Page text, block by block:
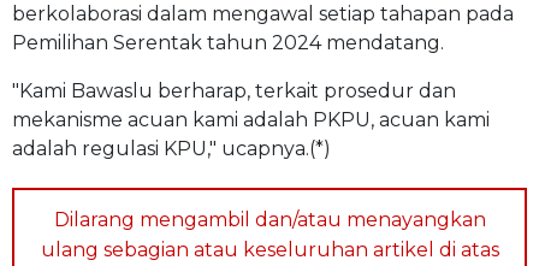
berkolaborasi dalam mengawal setiap tahapan pada
Pemilihan Serentak tahun 2024 mendatang.
"Kami Bawaslu berharap, terkait prosedur dan
mekanisme acuan kami adalah PKPU, acuan kami
adalah regulasi KPU," ucapnya.(*)
Dilarang mengambil dan/atau menayangkan
ulang sebagian atau keseluruhan artikel di atas